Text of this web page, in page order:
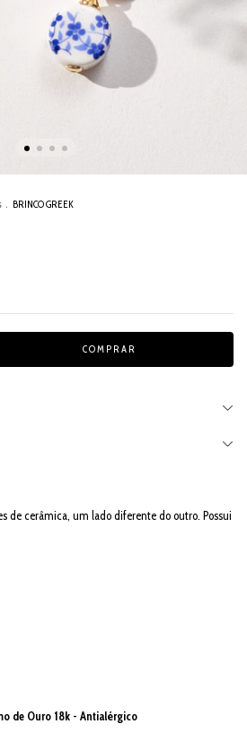
. BRINCO GREEK
de cerâmica, um lado diferente do outro. Possui
de Ouro 18k - Antialérgico